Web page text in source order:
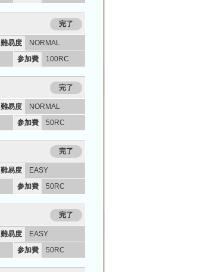
完了
難易度
NORMAL
参加費 100RC
完了
難易度
NORMAL
参加費 50RC
完了
難易度
EASY
参加費 50RC
完了
難易度
EASY
参加費 50RC